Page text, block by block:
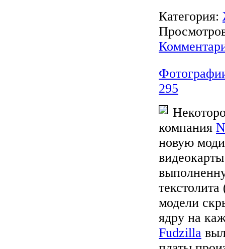
Категория:
295
компания
новую
модели
ядру на
Fudzilla